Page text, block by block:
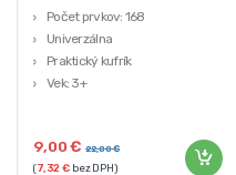
Počet prvkov: 168
Univerzálna
Praktický kufrík
Vek: 3+
9,00€ 22,00€
(7,32€ bez DPH)